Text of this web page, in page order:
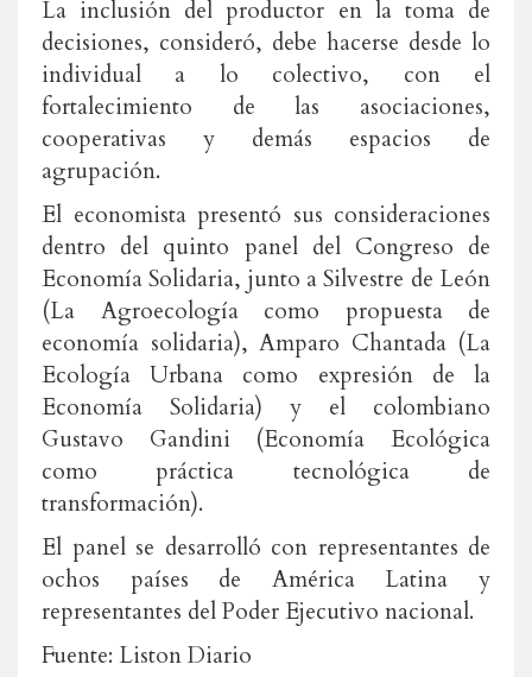
La inclusión del productor en la toma de
decisiones, consideró, debe hacerse desde lo
individual a lo colectivo, con el
fortalecimiento de las asociaciones,
cooperativas y demás espacios de
agrupación.
El economista presentó sus consideraciones
dentro del quinto panel del Congreso de
Economía Solidaria, junto a Silvestre de León
(La Agroecología como propuesta de
economía solidaria), Amparo Chantada (La
Ecología Urbana como expresión de la
Economía Solidaria) y el colombiano
Gustavo Gandini (Economía Ecológica
como práctica tecnológica de
transformación).
El panel se desarrolló con representantes de
ochos países de América Latina y
representantes del Poder Ejecutivo nacional.
Fuente: Liston Diario